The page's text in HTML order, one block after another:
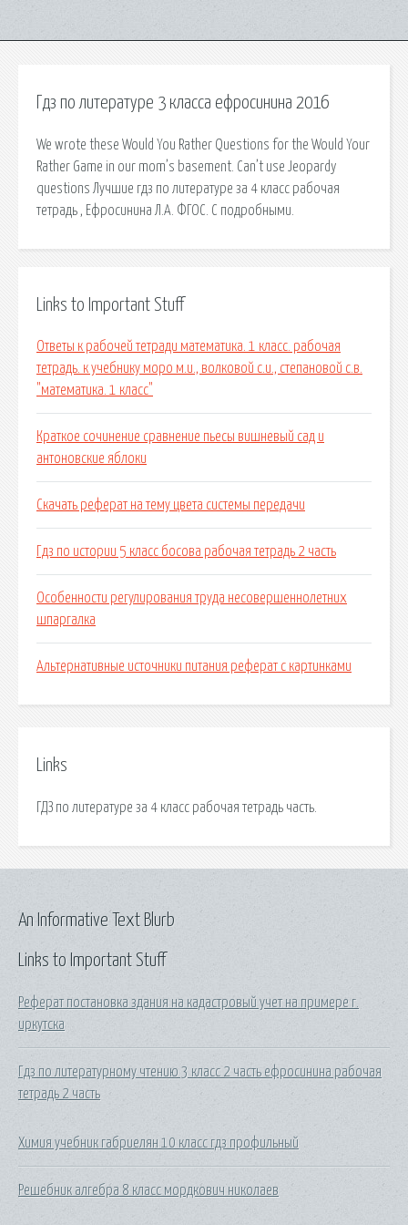
Гдз по литературе 3 класса ефросинина 2016
We wrote these Would You Rather Questions for the Would Your
Rather Game in our mom’s basement. Can’t use Jeopardy
questions Лучшие гдз по литературе за 4 класс рабочая
тетрадь , Ефросинина Л.А. ФГОС. С подробными.
Links to Important Stuff
Ответы к рабочей тетради математика. 1 класс. рабочая
тетрадь. к учебнику моро м.и., волковой с.и., степановой с.в.
"математика. 1 класс"
Краткое сочинение сравнение пьесы вишневый сад и
антоновские яблоки
Скачать реферат на тему цвета системы передачи
Гдз по истории 5 класс босова рабочая тетрадь 2 часть
Особенности регулирования труда несовершеннолетних
шпаргалка
Альтернативные источники питания реферат с картинками
Links
ГДЗ по литературе за 4 класс рабочая тетрадь часть.
Links to Important Stuff
Реферат постановка здания на кадастровый учет на примере г.
иркутска
Гдз по литературному чтению 3 класс 2 часть ефросинина рабочая
тетрадь 2 часть
Химия учебник габриелян 10 класс гдз профильный
Решебник алгебра 8 класс мордкович николаев
An Informative Text Blurb